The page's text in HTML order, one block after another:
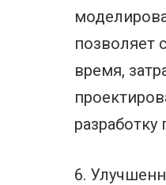
позволяет
время,
разработку
6.